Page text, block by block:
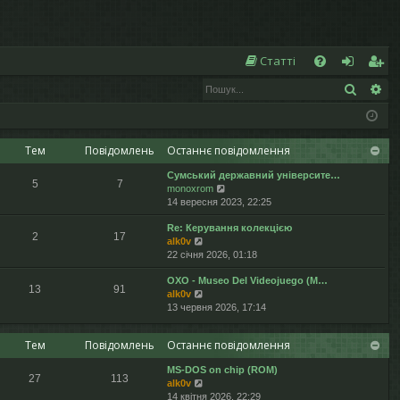
Статті
о
а
хі
еє
ст
р
Пошук
Тем Повідомлень Останнє повідомлення
5 7
Сумський державний університе…
monoxrom
е
р
е
л
я
н
т
о
с
т
а
14 вересня 2023, 22:25
2 17
Re: Керування колекцією
alk0v
е
р
е
л
н
у
т
и
22 січня 2026, 01:18
13 91
OXO - Museo Del Videojuego (М…
alk0v
е
е
г
л
я
13 червня 2026, 17:14
Тем Повідомлень Останнє повідомлення
27 113
MS-DOS on chip (ROM)
alk0v
е
14 квітня 2026, 22:29